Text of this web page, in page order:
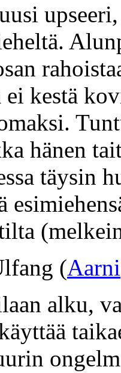
kestä
hänen
täysin
(Aarni
alku,